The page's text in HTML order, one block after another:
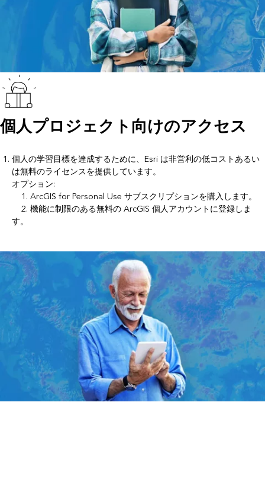
個人プロジェクト向けのアクセス
個人の学習目標を達成するために、Esri は非営利の低コストあるい
は無料のライセンスを提供しています。
オプション:
1. ArcGIS for Personal Use サブスクリプションを購入します。
2. 機能に制限のある無料のArcGIS 個人アカウントに登録しま
す。